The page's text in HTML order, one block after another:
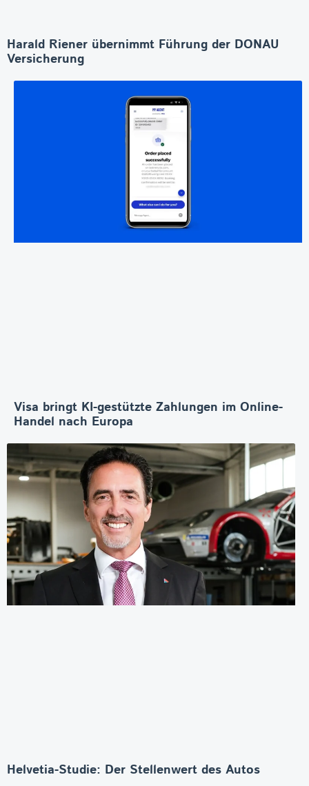
Harald Riener übernimmt Führung der DONAU
Versicherung
Visa bringt KI-gestützte Zahlungen im Online-
Handel nach Europa
Helvetia-Studie: Der Stellenwert des Autos